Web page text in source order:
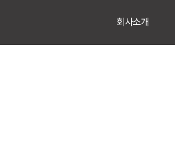
회사소개